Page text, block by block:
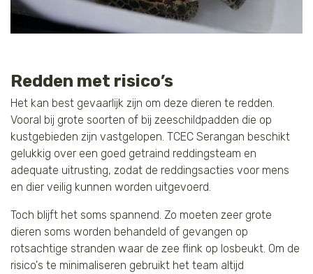
Redden met risico’s
Het kan best gevaarlijk zijn om deze dieren te redden.
Vooral bij grote soorten of bij zeeschildpadden die op
kustgebieden zijn vastgelopen. TCEC Serangan beschikt
gelukkig over een goed getraind reddingsteam en
adequate uitrusting, zodat de reddingsacties voor mens
en dier veilig kunnen worden uitgevoerd.
Toch blijft het soms spannend. Zo moeten zeer grote
dieren soms worden behandeld of gevangen op
rotsachtige stranden waar de zee flink op losbeukt. Om de
risico's te minimaliseren gebruikt het team altijd